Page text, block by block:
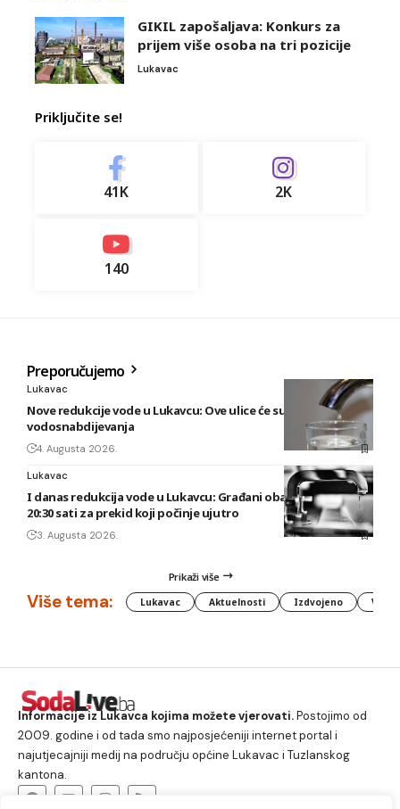
GIKIL zapošaljava: Konkurs za
prijem više osoba na tri pozicije
Lukavac
Priključite se!
41K 2K
140
Preporučujemo
Lukavac
Nove redukcije vode u Lukavcu: Ove ulice će sutra biti bez
vodosnabdijevanja
4. Augusta 2026.
Lukavac
I danas redukcija vode u Lukavcu: Građani obaviješteni tek u
20:30 sati za prekid koji počinje ujutro
3. Augusta 2026.
Prikaži više
Više tema: Lukavac Aktuelnosti Izdvojeno
Informacije iz Lukavca kojima možete vjerovati.Postojimo od
2009. godine i od tada smo najposjećeniji internet portal i
najutjecajniji medij na području općine Lukavac i Tuzlanskog
kantona.